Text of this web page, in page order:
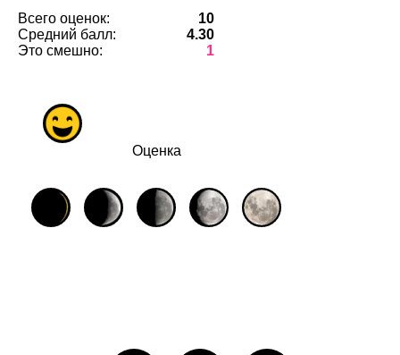
Всего оценок:
10
Средний балл:
4.30
Это смешно:
1
Оценка